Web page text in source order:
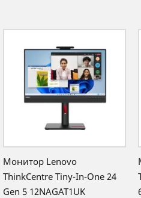
Монитор Lenovo
ThinkCentre Tiny-In-One 24
Gen 5 12NAGAT1UK